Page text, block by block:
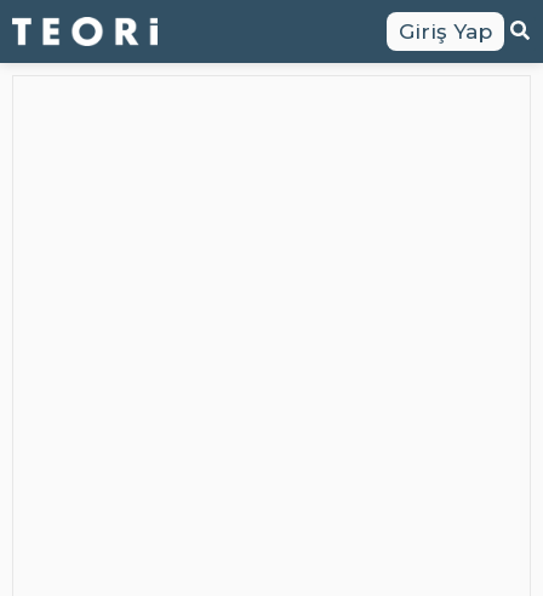
Giriş Yap